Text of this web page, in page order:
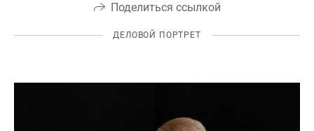
Поделиться ссылкой
ДЕЛОВОЙ ПОРТРЕТ